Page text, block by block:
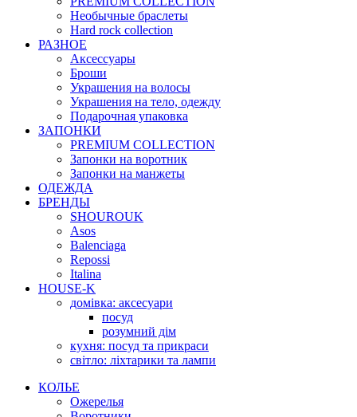
Необычные браслеты
Hard rock collection
РАЗНОЕ
Аксессуары
Броши
Украшения на волосы
Украшения на тело, одежду
Подарочная упаковка
ЗАПОНКИ
PREMIUM COLLECTION
Запонки на воротник
Запонки на манжеты
ОДЕЖДА
БРЕНДЫ
SHOUROUK
Asos
Balenciaga
Repossi
Italina
HOUSE-K
домівка: аксесуари
посуд
розумний дім
кухня: посуд та прикраси
світло: ліхтарики та лампи
КОЛЬЕ
Ожерелья